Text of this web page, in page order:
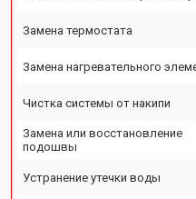
Замена термостата
Замена нагревательного
Чистка системы от накипи
Замена или восстановление
подошвы
Устранение утечки воды